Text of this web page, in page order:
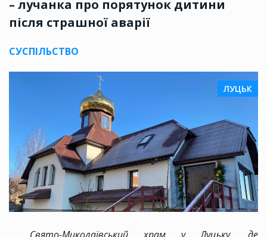
– лучанка про порятунок дитини
після страшної аварії
СУСПІЛЬСТВО
ЛУЦЬК